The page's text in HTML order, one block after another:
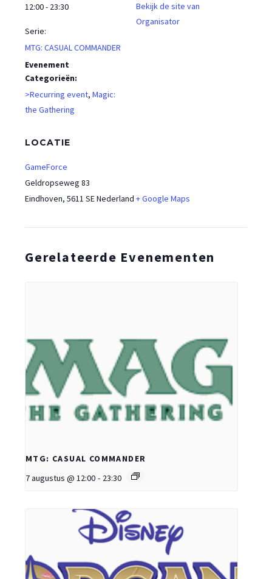
12:00 - 23:30
Serie:
MTG: CASUAL COMMANDER
Evenement
Categorieën:
>Recurring event, Magic:
the Gathering
LOCATIE
GameForce
Geldropseweg 83
Eindhoven, 5611 SENederland + Google Maps
Bekijk de site van
Organisator
Gerelateerde Evenementen
MTG: CASUAL COMMANDER
7 augustus @ 12:00 - 23:30